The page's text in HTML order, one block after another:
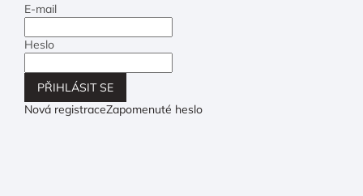
E-mail
Heslo
PŘIHLÁSIT SE
Nová registraceZapomenuté heslo